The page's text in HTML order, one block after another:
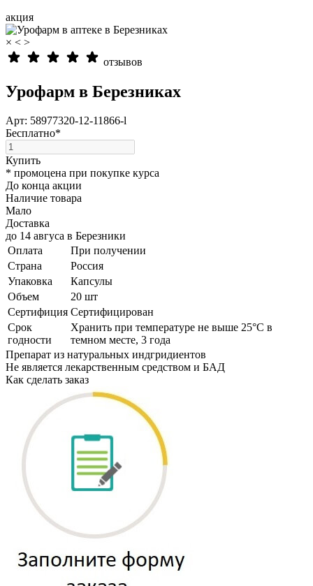
акция
× < >
отзывов
Урофарм в Березниках
Арт: 58977320-12-11866-l
Бесплатно*
Купить
* промоцена при покупке курса
До конца акции
Наличие товара
Мало
Доставка
до 14 авгуса в Березники
Оплата
При получении
Страна
Россия
Упаковка
Капсулы
Объем
20 шт
Сертифиция Сертифицирован
Cрок
годности
Хранить при температуре не выше 25°С в
темном месте, 3 года
Препарат из натуральных индгридиентов
Не является лекарственным средством и БАД
Как сделать заказ